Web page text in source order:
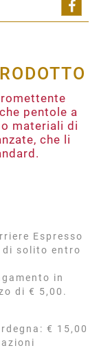
pentole a
materiali di
che li
Espresso
di solito entro
in
di € 5,00.
€ 15,00